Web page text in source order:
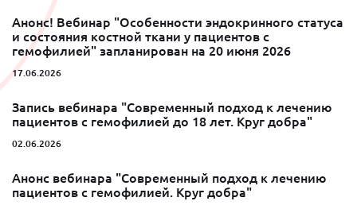
Анонс! Вебинар "Особенности эндокринного статуса
и состояния костной ткани у пациентов с
гемофилией" запланирован на 20 июня 2026
17.06.2026
Запись вебинара "Современный подход к лечению
пациентов с гемофилией до 18 лет. Круг добра"
02.06.2026
Анонс вебинара "Современный подход к лечению
пациентов с гемофилией. Круг добра"